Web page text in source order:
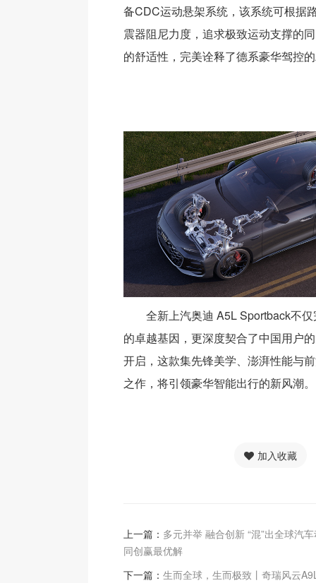
备CDC运动悬架系统，该系统可根据
震器阻尼力度，追求极致运动支撑的
的舒适性，完美诠释了德系豪华驾控
全新上汽奥迪 A5L Sportback不
的卓越基因，更深度契合了中国用户
开启，这款集先锋美学、澎湃性能与
之作，将引领豪华智能出行的新风潮。
加入收藏
上一篇： 多元并举 融合创新 “混”出全球汽
同创赢最优解
下一篇： 生而全球，生而极致丨奇瑞风云